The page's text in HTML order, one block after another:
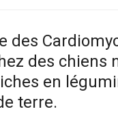
des
des chiens
en
terre.